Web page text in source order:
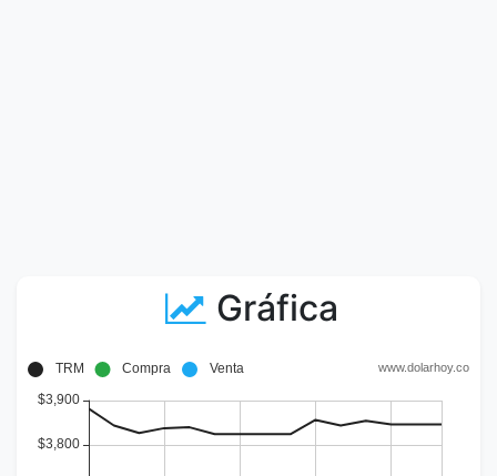
Gráfica